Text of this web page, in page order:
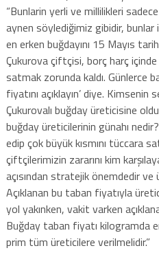
“Bunlarin yerli ve millilikleri
aynen söylediğimiz gibidir, bunlar
en erken buğdayını 15 Mayıs
Çukurova çiftçisi, borç harç
satmak zorunda kaldı. Günlerce
fiyatını açıklayın’ diye. Kimsenin
Çukurovalı buğday üreticisine
buğday üreticilerinin günahı
edip çok büyük kısmını tüccara
çiftçilerimizin zararını kim
açısından stratejik önemdedir
Açıklanan bu taban fiyatıyla
yol yakınken, vakit varken
Buğday taban fiyatı kilogramda
prim tüm üreticilere verilmelidir.”